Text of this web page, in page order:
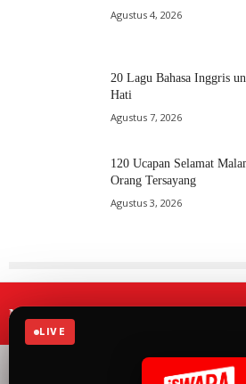
LIVE
Agustus 4, 2026
20 Lagu Bahasa Inggris
Hati
Agustus 7, 2026
120 Ucapan Selamat
Orang Tersayang
Agustus 3, 2026
Mau menerima informasi terbaru
iSWARA?